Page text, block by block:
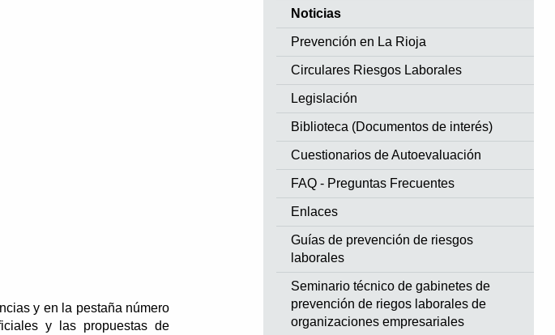
Noticias
Prevención en La Rioja
Circulares Riesgos Laborales
Legislación
Biblioteca (Documentos de interés)
Cuestionarios de Autoevaluación
FAQ - Preguntas Frecuentes
Enlaces
Guías de prevención de riesgos
laborales
Seminario técnico de gabinetes de
prevención de riegos laborales de
organizaciones empresariales
y en la pestaña número
y las propuestas de